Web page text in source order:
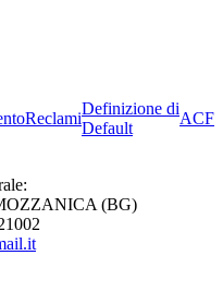
Reclami
Definizione di
Default
ACF
(BG)